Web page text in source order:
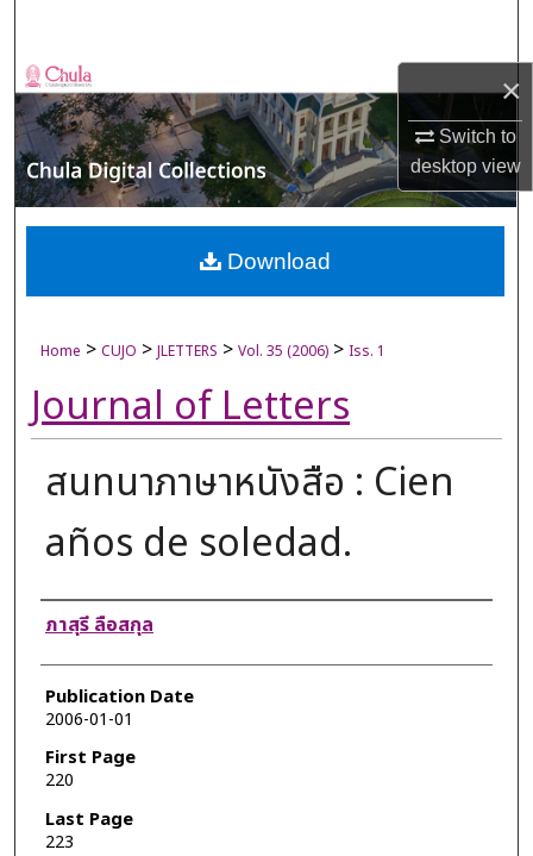
×
Switch to
desktopview
Browse Collections
My Account
About
Digital Commons Network™
Home > CUJO > JLETTERS > Vol. 35 (2006) > Iss. 1
Journal of Letters
สนทนาภาษาหนังสือ : Cien
años de soledad.
Authors
ภาสุรี ลือสกุล
Publication Date
2006-01-01
First Page
220
Last Page
223
Download